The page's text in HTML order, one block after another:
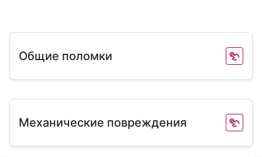
Общие поломки
Механические повреждения